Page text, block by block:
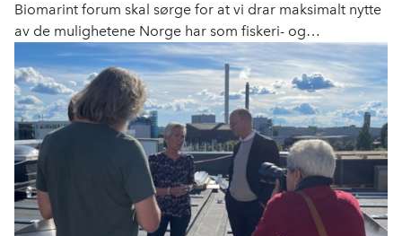
Biomarint forum skal sørge for at vi drar maksimalt nytte
av de mulighetene Norge har som fiskeri- og
havbruksnasjon.